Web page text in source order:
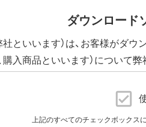
ダウンロード
社といいます）は、お客様がダ
購入商品といいます）につい
ア（以下、添付ソフトウェア
ービスに提供される、全てのソ
上記のすべてのチェックボックス